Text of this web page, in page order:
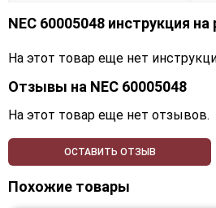
NEC 60005048 инструкция
На этот товар еще нет
Отзывы на NEC 60005048
На этот товар еще нет отзывов.
ОСТАВИТЬ ОТЗЫВ
Похожие товары